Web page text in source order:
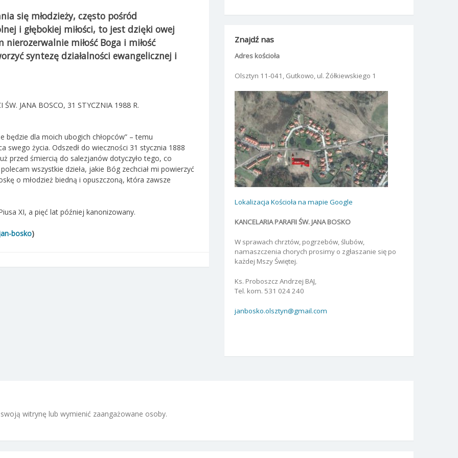
się młodzieży, często pośród
i głębokiej miłości, to jest dzięki owej
miłość Boga i miłość
syntezę działalności ewangelicznej i
ŚW. JANA BOSCO, 31 STYCZNIA 1988 R.
będzie dla moich ubogich chłopców” – temu
swego życia. Odszedł do wieczności 31 stycznia 1888
przed śmiercią do salezjanów dotyczyło tego, co
wszystkie dzieła, jakie Bóg zechciał mi powierzyć
o młodzież biedną i opuszczoną, która zawsze
XI, a pięć lat później kanonizowany.
bosko)
Znajdź nas
Adres kościoła
Olsztyn 11-041, Gutkowo, ul. Żółkiewskiego 1
Lokalizacja Kościoła na mapie Google
KANCELARIA PARAFII ŚW. JANA BOSKO
W sprawach chrztów, pogrzebów, ślubów,
namaszczenia chorych prosimy o zgłaszanie się po
każdej Mszy Świętej.
Ks. Proboszcz Andrzej BAJ,
Tel. kom. 531 024 240
janbosko.olsztyn@gmail.com
witrynę lub wymienić zaangażowane osoby.